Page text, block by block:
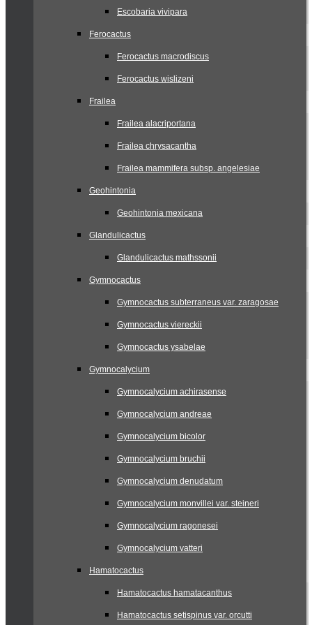
Escobaria vivipara
Ferocactus
Ferocactus macrodiscus
Ferocactus wislizeni
Frailea
Frailea alacriportana
Frailea chrysacantha
Frailea mammifera subsp. angelesiae
Geohintonia
Geohintonia mexicana
Glandulicactus
Glandulicactus mathssonii
Gymnocactus
Gymnocactus subterraneus var. zaragosae
Gymnocactus viereckii
Gymnocactus ysabelae
Gymnocalycium
Gymnocalycium achirasense
Gymnocalycium andreae
Gymnocalycium bicolor
Gymnocalycium bruchii
Gymnocalycium denudatum
Gymnocalycium monvillei var. steineri
Gymnocalycium ragonesei
Gymnocalycium vatteri
Hamatocactus
Hamatocactus hamatacanthus
Hamatocactus setispinus var. orcutti